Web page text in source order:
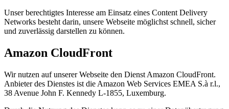
Unser berechtigtes Interesse am Einsatz eines Content Delivery
Networks besteht darin, unsere Webseite möglichst schnell, sicher
und zuverlässig darstellen zu können.
Amazon CloudFront
Wir nutzen auf unserer Webseite den Dienst Amazon CloudFront.
Anbieter des Dienstes ist die Amazon Web Services EMEA S.à r.l.,
38 Avenue John F. Kennedy L-1855, Luxemburg.